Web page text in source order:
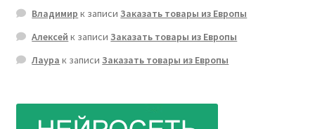
Владимир к записиЗаказать товары из Европы
Алексей к записиЗаказать товары из Европы
Лаура к записиЗаказать товары из Европы